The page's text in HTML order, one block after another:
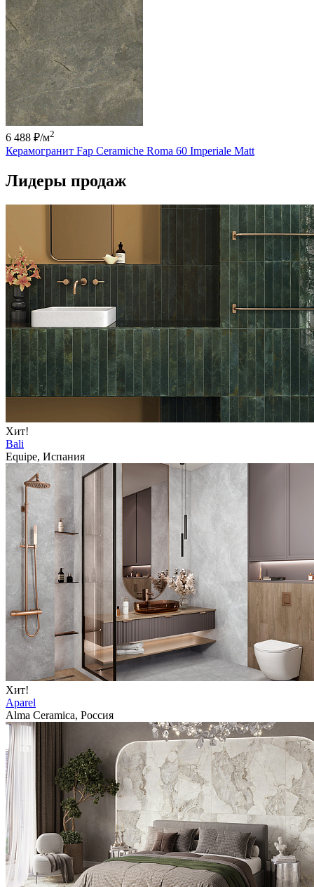
6 488 ₽/м2
Керамогранит Fap Ceramiche Roma 60 Imperiale Matt
Лидеры продаж
Хит!
Bali
Equipe, Испания
Хит!
Aparel
Alma Ceramica, Россия